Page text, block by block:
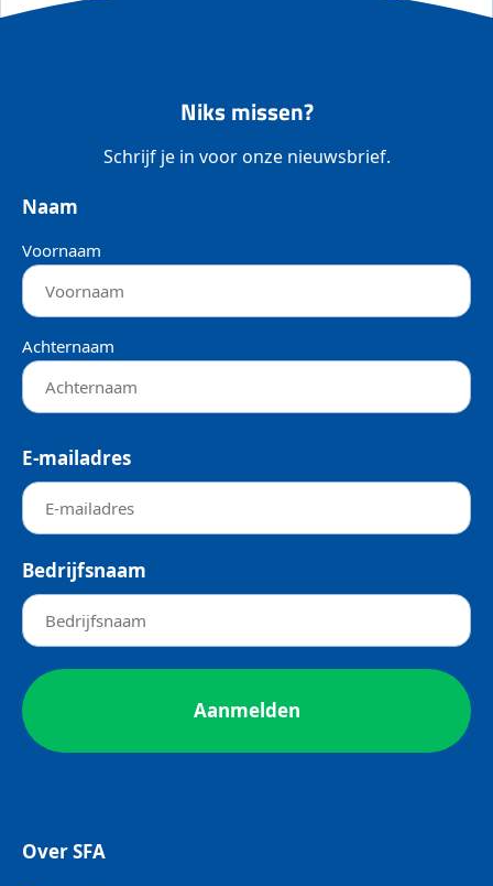
Niks missen?
Schrijf je in voor onze nieuwsbrief.
Naam
Voornaam
Achternaam
E-mailadres
Bedrijfsnaam
Over SFA